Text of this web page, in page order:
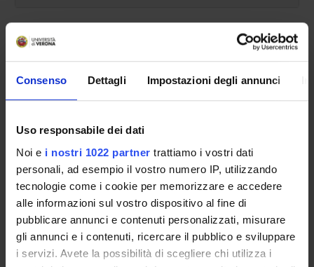
Consenso Dettagli Impostazioni degli annunci
Uso responsabile dei dati
Noi e i nostri 1022 partner trattiamo i vostri dati
personali, ad esempio il vostro numero IP, utilizzando
tecnologie come i cookie per memorizzare e accedere
alle informazioni sul vostro dispositivo al fine di
pubblicare annunci e contenuti personalizzati, misurare
gli annunci e i contenuti, ricercare il pubblico e sviluppare
i servizi. Avete la possibilità di scegliere chi utilizza i
Presentazione
Lo specialista in Anatomia Patologicadeve aver
maturato conoscenze teoriche, scientifiche e
professionali nel cam- po della patologia sistematica
anatomopatologica autoptica, macroscopica,
microscopica, ultrastrutturale e molecolare, finalizzate